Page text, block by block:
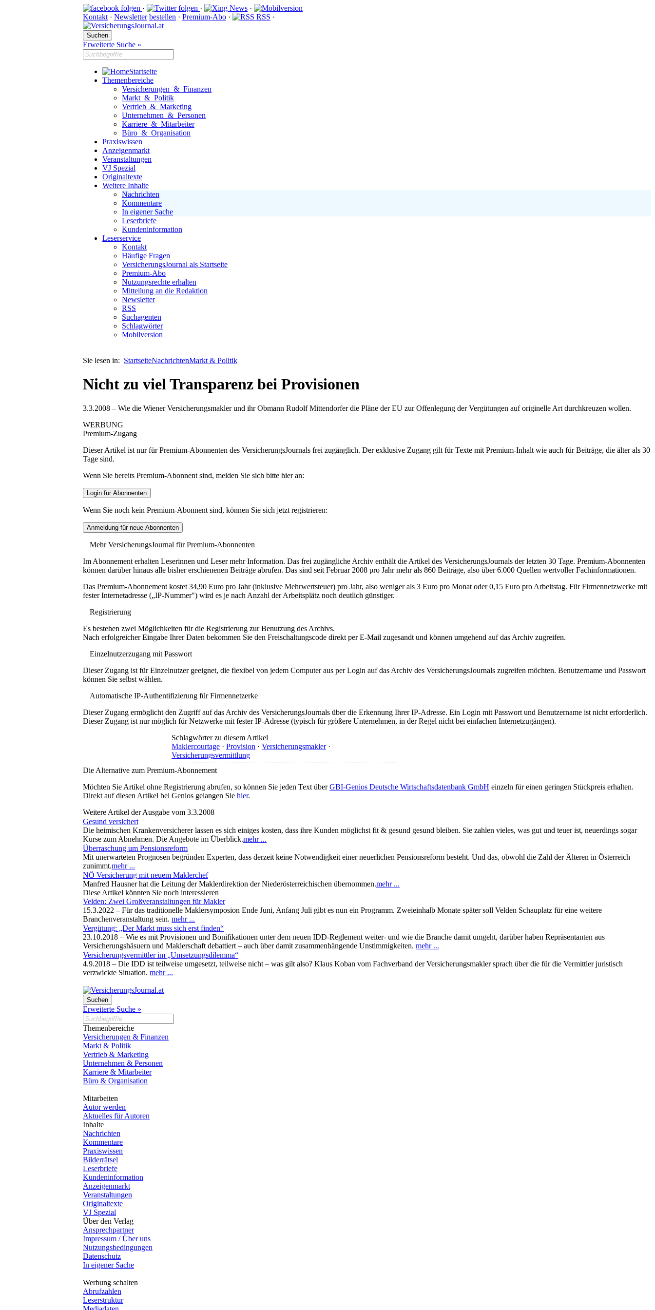
· ·
·
Kontakt · Newsletter bestellen · Premium-Abo · RSS ·
Erweiterte Suche »
Startseite
Themenbereiche
Versicherungen & Finanzen
Markt & Politik
Vertrieb & Marketing
Unternehmen & Personen
Karriere & Mitarbeiter
Büro & Organisation
Praxiswissen
Anzeigenmarkt
Veranstaltungen
VJ Spezial
Originaltexte
Weitere Inhalte
Nachrichten
Kommentare
In eigener Sache
Leserbriefe
Kundeninformation
Leserservice
Kontakt
Häufige Fragen
VersicherungsJournal als Startseite
Premium-Abo
Nutzungsrechte erhalten
Mitteilung an die Redaktion
Newsletter
RSS
Suchagenten
Schlagwörter
Mobilversion
Sie lesen in: StartseiteNachrichtenMarkt & Politik
Nicht zu viel Transparenz bei Provisionen
3.3.2008 – Wie die Wiener Versicherungsmakler und ihr Obmann Rudolf Mittendorfer die Pläne der EU zur Offenlegung der Vergütungen auf originelle Art durchkreuzen wollen.
WERBUNG
Premium-Zugang
Dieser Artikel ist nur für Premium-Abonnenten des VersicherungsJournals frei zugänglich. Der exklusive Zugang gilt für Texte mit Premium-Inhalt wie auch für Beiträge, die älter als 30
Tage sind.
Wenn Sie bereits Premium-Abonnent sind, melden Sie sich bitte hier an:
Wenn Sie noch kein Premium-Abonnent sind, können Sie sich jetzt registrieren:
Mehr VersicherungsJournal für Premium-Abonnenten
Im Abonnement erhalten Leserinnen und Leser mehr Information. Das frei zugängliche Archiv enthält die Artikel des VersicherungsJournals der letzten 30 Tage. Premium-Abonnenten
können darüber hinaus alle bisher erschienenen Beiträge abrufen. Das sind seit Februar 2008 pro Jahr mehr als 860 Beiträge, also über 6.000 Quellen wertvoller Fachinformationen.
Das Premium-Abonnement kostet 34,90 Euro pro Jahr (inklusive Mehrwertsteuer) pro Jahr, also weniger als 3 Euro pro Monat oder 0,15 Euro pro Arbeitstag. Für Firmennetzwerke mit
fester Internetadresse („IP-Nummer") wird es je nach Anzahl der Arbeitsplätz noch deutlich günstiger.
Registrierung
Es bestehen zwei Möglichkeiten für die Registrierung zur Benutzung des Archivs.
Nach erfolgreicher Eingabe Ihrer Daten bekommen Sie den Freischaltungscode direkt per E-Mail zugesandt und können umgehend auf das Archiv zugreifen.
Einzelnutzerzugang mit Passwort
Dieser Zugang ist für Einzelnutzer geeignet, die flexibel von jedem Computer aus per Login auf das Archiv des VersicherungsJournals zugreifen möchten. Benutzername und Passwort
können Sie selbst wählen.
Automatische IP-Authentifizierung für Firmennetzerke
Dieser Zugang ermöglicht den Zugriff auf das Archiv des VersicherungsJournals über die Erkennung Ihrer IP-Adresse. Ein Login mit Passwort und Benutzername ist nicht erforderlich.
Dieser Zugang ist nur möglich für Netzwerke mit fester IP-Adresse (typisch für größere Unternehmen, in der Regel nicht bei einfachen Internetzugängen).
Schlagwörter zu diesem Artikel
Maklercourtage · Provision · Versicherungsmakler·
Versicherungsvermittlung
Die Alternative zum Premium-Abonnement
Möchten Sie Artikel ohne Registrierung abrufen, so können Sie jeden Text überGBI-Genios Deutsche Wirtschaftsdatenbank GmbH einzeln für einen geringen Stückpreis erhalten.
Direkt auf diesen Artikel bei Genios gelangen Sie hier.
Weitere Artikel der Ausgabe vom 3.3.2008
Gesund versichert
Die heimischen Krankenversicherer lassen es sich einiges kosten, dass ihre Kunden möglichst fit & gesund gesund bleiben. Sie zahlen vieles, was gut und teuer ist, neuerdings sogar
Kurse zum Abnehmen. Die Angebote im Überblick.mehr ...
Überraschung um Pensionsreform
Mit unerwarteten Prognosen begründen Experten, dass derzeit keine Notwendigkeit einer neuerlichen Pensionsreform besteht. Und das, obwohl die Zahl der Älteren in Österreich
zunimmt.mehr ...
NÖ Versicherung mit neuem Maklerchef
Manfred Hausner hat die Leitung der Maklerdirektion der Niederösterreichischen übernommen.mehr ...
Diese Artikel könnten Sie noch interessieren
Velden: Zwei Großveranstaltungen für Makler
15.3.2022 – Für das traditionelle Maklersymposion Ende Juni, Anfang Juli gibt es nun ein Programm. Zweieinhalb Monate später soll Velden Schauplatz für eine weitere
Branchenveranstaltung sein. mehr ...
Vergütung: „Der Markt muss sich erst finden“
23.10.2018 – Wie es mit Provisionen und Bonifikationen unter dem neuen IDD-Reglement weiter- und wie die Branche damit umgeht, darüber haben Repräsentanten aus
Versicherungshäsuern und Maklerschaft debattiert – auch über damit zusammenhängende Unstimmigkeiten. mehr ...
Versicherungsvermittler im „Umsetzungsdilemma“
4.9.2018 – Die IDD ist teilweise umgesetzt, teilweise nicht – was gilt also? Klaus Koban vom Fachverband der Versicherungsmakler sprach über die für die Vermittler juristisch
verzwickte Situation. mehr ...
Erweiterte Suche »
Themenbereiche
Versicherungen & Finanzen
Markt & Politik
Vertrieb & Marketing
Unternehmen & Personen
Karriere & Mitarbeiter
Büro & Organisation
Mitarbeiten
Autor werden
Aktuelles für Autoren
Inhalte
Nachrichten
Kommentare
Praxiswissen
Bilderrätsel
Leserbriefe
Kundeninformation
Anzeigenmarkt
Veranstaltungen
Originaltexte
VJ Spezial
Über den Verlag
Ansprechpartner
Impressum / Über uns
Nutzungsbedingungen
Datenschutz
In eigener Sache
Werbung schalten
Abrufzahlen
Leserstruktur